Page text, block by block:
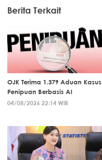
Berita Terkait
OJK Terima 1.379 Aduan Kasus
Penipuan Berbasis AI
04/08/2026 22:14 WIB